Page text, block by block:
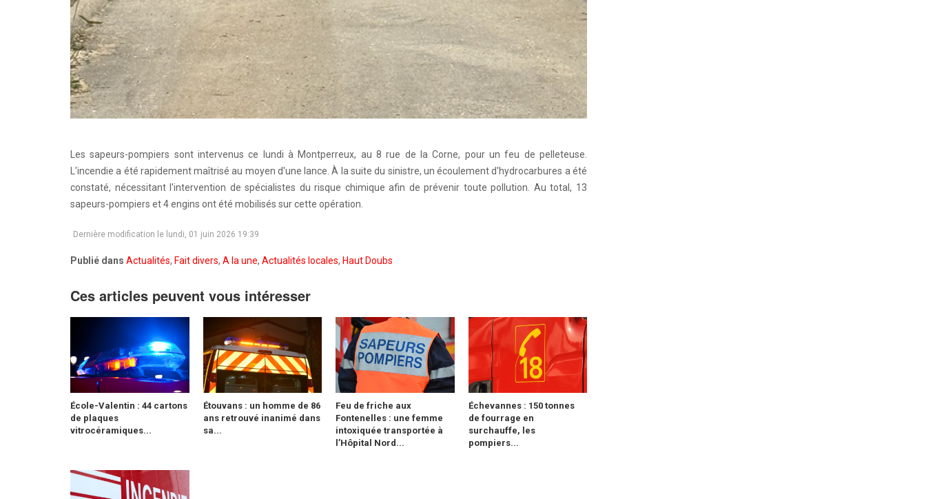
Les sapeurs-pompiers sont intervenus ce lundi à Montperreux, au 8 rue de la Corne, pour un feu de pelleteuse.
L'incendie a été rapidement maîtrisé au moyen d'une lance. À la suite du sinistre, un écoulement d'hydrocarbures a été
constaté, nécessitant l'intervention de spécialistes du risque chimique afin de prévenir toute pollution. Au total, 13
sapeurs-pompiers et 4 engins ont été mobilisés sur cette opération.
Dernière modification le lundi, 01 juin 2026 19:39
Publié dans Actualités, Fait divers, A la une, Actualités locales, Haut Doubs
Ces articles peuvent vous intéresser
École-Valentin : 44 cartons
de plaques
vitrocéramiques...
Étouvans : un homme de 86
ans retrouvé inanimé dans
sa...
Feu de friche aux
Fontenelles : une femme
intoxiquée transportée à
l’Hôpital Nord...
Échevannes : 150 tonnes
de fourrage en
surchauffe, les
pompiers...